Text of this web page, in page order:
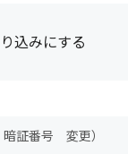
込みにする
証番号 変更）